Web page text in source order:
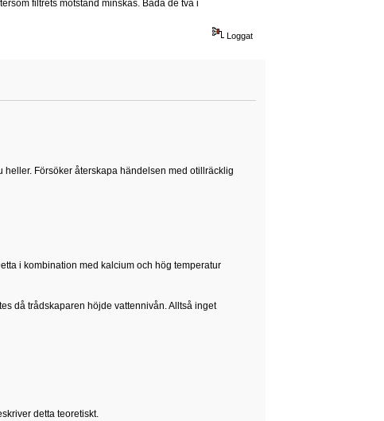
filtrets motstånd minskas. Båda de två i
Loggat
heller. Försöker återskapa händelsen med otillräcklig
i kombination med kalcium och hög temperatur
då trådskaparen höjde vattennivån. Alltså inget
detta teoretiskt.